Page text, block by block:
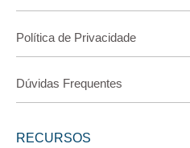
Política de Privacidade
Dúvidas Frequentes
RECURSOS